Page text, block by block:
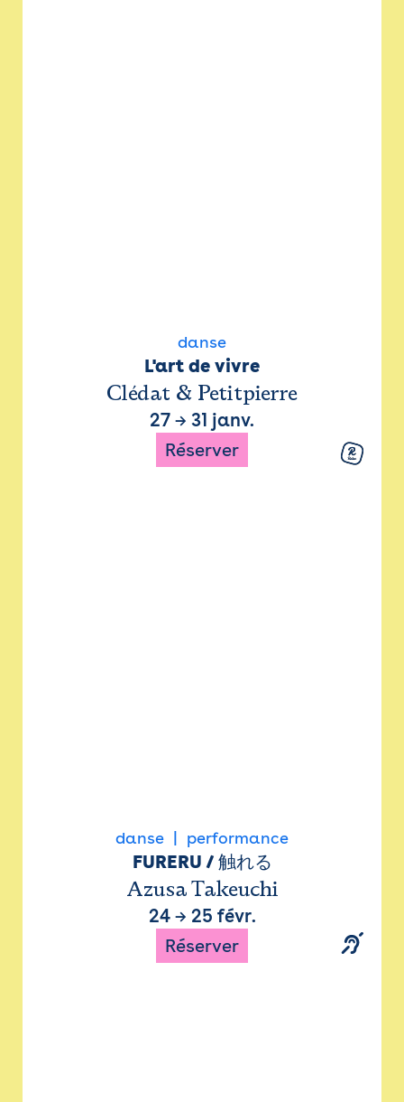
danse
L'art de vivre
Clédat & Petitpierre
27 → 31 janv.
Réserver
danse performance
FURERU / 触れる
Azusa Takeuchi
24→ 25 févr.
Réserver